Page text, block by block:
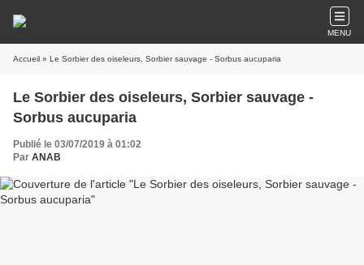
MENU
Accueil » Le Sorbier des oiseleurs, Sorbier sauvage - Sorbus aucuparia
Le Sorbier des oiseleurs, Sorbier sauvage -
Sorbus aucuparia
Publié le 03/07/2019 à 01:02
Par ANAB